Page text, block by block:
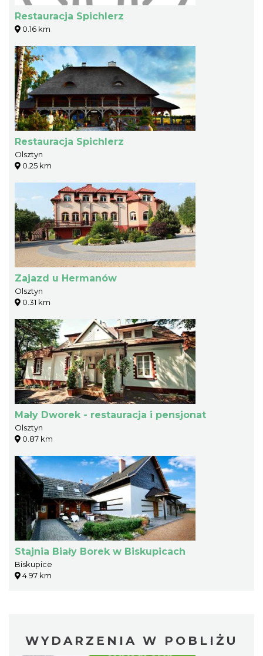
Restauracja Spichlerz
0.16 km
Restauracja Spichlerz
Olsztyn
0.25 km
Zajazd u Hermanów
Olsztyn
0.31 km
Mały Dworek - restauracja i pensjonat
Olsztyn
0.87 km
Stajnia Biały Borek w Biskupicach
Biskupice
4.97 km
WYDARZENIA W POBLIŻU